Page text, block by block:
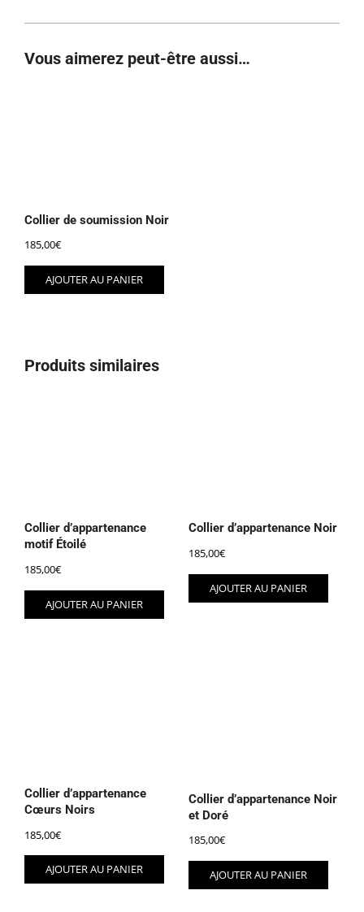
Vous aimerez peut-être aussi…
Collier de soumission Noir
185,00€
AJOUTER AU PANIER
Produits similaires
Collier d’appartenance
motif Étoilé
185,00€
AJOUTER AU PANIER
Collier d’appartenance Noir
185,00€
AJOUTER AU PANIER
Collier d’appartenance
Cœurs Noirs
185,00€
AJOUTER AU PANIER
Collier d’appartenance Noir
et Doré
185,00€
AJOUTER AU PANIER